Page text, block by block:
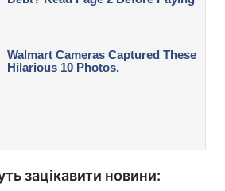
зацікавити новини: